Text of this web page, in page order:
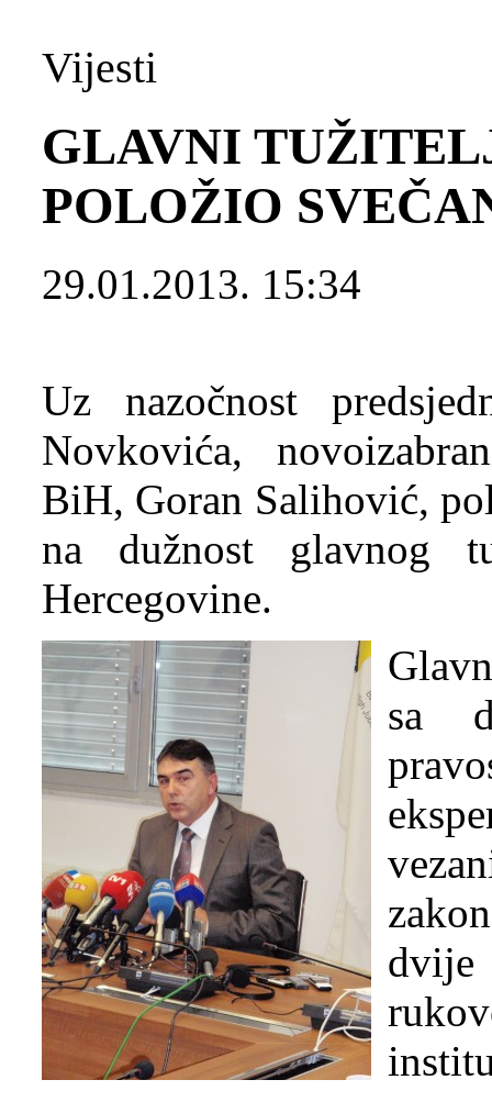
Vijesti
GLAVNI
POLOŽIO
29.01.2013. 15:34
Uz nazočnost
Novkovića,
BiH, Goran Salihović,
na dužnost glavnog
Hercegovine.
sa
dvije